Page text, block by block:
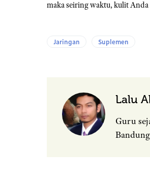
maka seiring waktu, kulit
Jaringan Suplemen
Lalu
Guru